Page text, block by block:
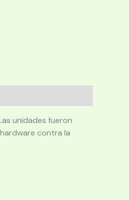
unidades fueron
contra la